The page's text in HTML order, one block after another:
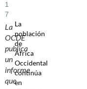
1
7
La
OCDE
publica
un
informe
que
La
población
de
África
Occidental
continúa
en